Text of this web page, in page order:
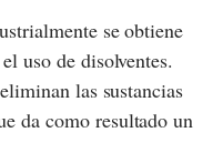
se obtiene
uso de disolventes.
las sustancias
da como resultado un